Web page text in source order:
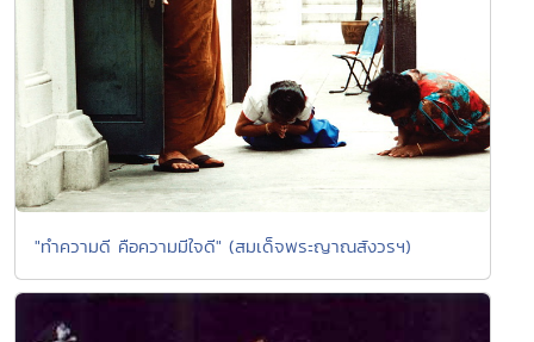
"ทำความดี คือความมีใจดี" (สมเด็จพระญาณสังวรฯ)